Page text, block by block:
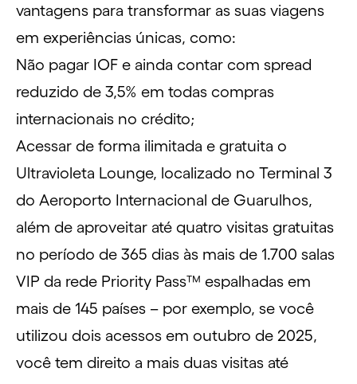
vantagens para transformar as suas viagens
em experiências únicas, como:
Não pagar IOF e ainda contar com spread
reduzido de 3,5% em todas compras
internacionais no crédito;
Acessar de forma ilimitada e gratuita o
Ultravioleta Lounge, localizado no Terminal 3
do Aeroporto Internacional de Guarulhos,
além de aproveitar até quatro visitas gratuitas
no período de 365 dias às mais de 1.700 salas
VIP da rede Priority Pass™ espalhadas em
mais de 145 países – por exemplo, se você
utilizou dois acessos em outubro de 2025,
você tem direito a mais duas visitas até